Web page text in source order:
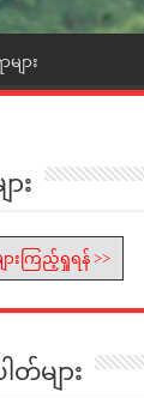
ျား
း
ားကြည့်ရှုရန် >>
များ